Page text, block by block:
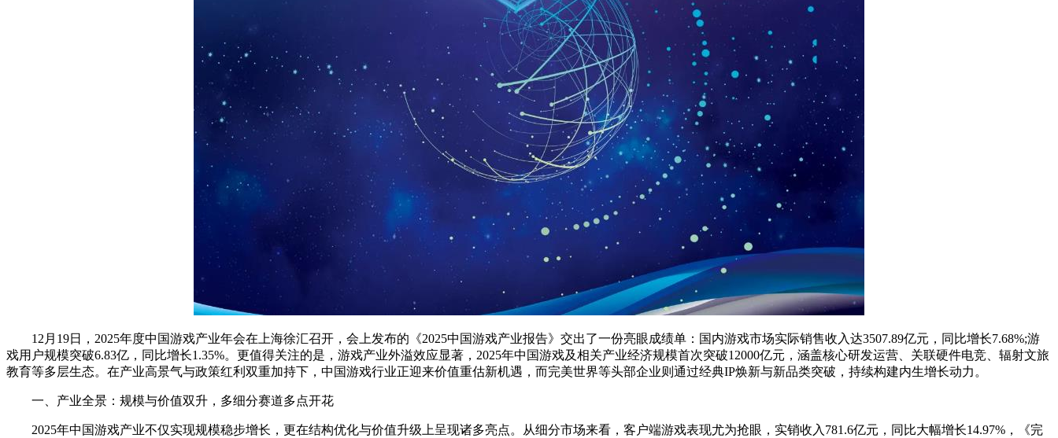
12月19日，2025年度中国游戏产业年会在上海徐汇召开，会上发布的《2025中国游戏产业报告》交出了一份亮眼成绩单：国内游戏市场实际销售收入达3507.89亿元，同比增长7.68%;游
戏用户规模突破6.83亿，同比增长1.35%。更值得关注的是，游戏产业外溢效应显著，2025年中国游戏及相关产业经济规模首次突破12000亿元，涵盖核心研发运营、关联硬件电竞、辐射文旅
教育等多层生态。在产业高景气与政策红利双重加持下，中国游戏行业正迎来价值重估新机遇，而完美世界等头部企业则通过经典IP焕新与新品类突破，持续构建内生增长动力。
一、产业全景：规模与价值双升，多细分赛道多点开花
2025年中国游戏产业不仅实现规模稳步增长，更在结构优化与价值升级上呈现诸多亮点。从细分市场来看，客户端游戏表现尤为抢眼，实销收入781.6亿元，同比大幅增长14.97%，《完